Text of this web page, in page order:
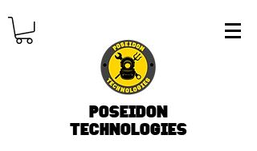
Poseidon
TECHNOLOGIES